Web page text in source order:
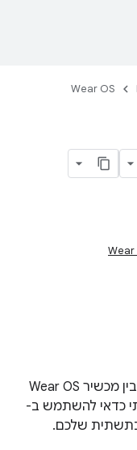
Wear OS
במאמר הזה מוסבר איך לסנכרן נתונים בין מכשיר Wear OS
כדאי להשתמש ב-